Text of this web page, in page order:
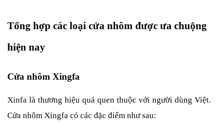
Tổng hợp các loại cửa nhôm được ưa chuộng
hiện nay
Cửa nhôm Xingfa
Xinfa là thương hiệu quá quen thuộc với người dùng Việt.
Cửa nhôm Xingfa có các đặc điểm như sau: